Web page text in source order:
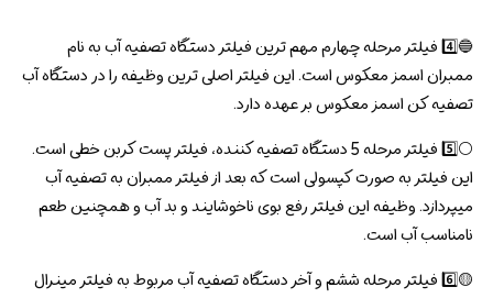
🔵4️⃣ فیلتر مرحله چهارم مهم ترین فیلتر دستگاه تصفیه آب به نام
ممبران اسمز معکوس است. این فیلتر اصلی ترین وظیفه را در دستگاه آب
تصفیه کن اسمز معکوس بر عهده دارد.
⚪5️⃣ فیلتر مرحله 5 دستگاه تصفیه کننده، فیلتر پست کربن خطی است.
این فیلتر به صورت کپسولی است که بعد از فیلتر ممبران به تصفیه آب
میپردازد. وظیفه این فیلتر رفع بوی ناخوشایند و بد آب و همچنین طعم
نامناسب آب است.
🟡6️⃣ فیلتر مرحله ششم و آخر دستگاه تصفیه آب مربوط به فیلتر مینرال